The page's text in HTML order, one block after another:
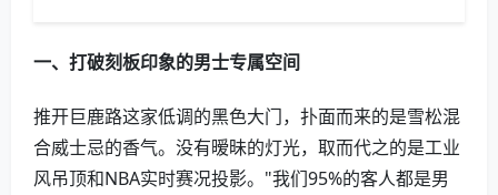
一、打破刻板印象的男士专属空间
推开巨鹿路这家低调的黑色大门，扑面而来的是雪松混
合威士忌的香气。没有暧昧的灯光，取而代之的是工业
风吊顶和NBA实时赛况投影。"我们95%的客人都是男